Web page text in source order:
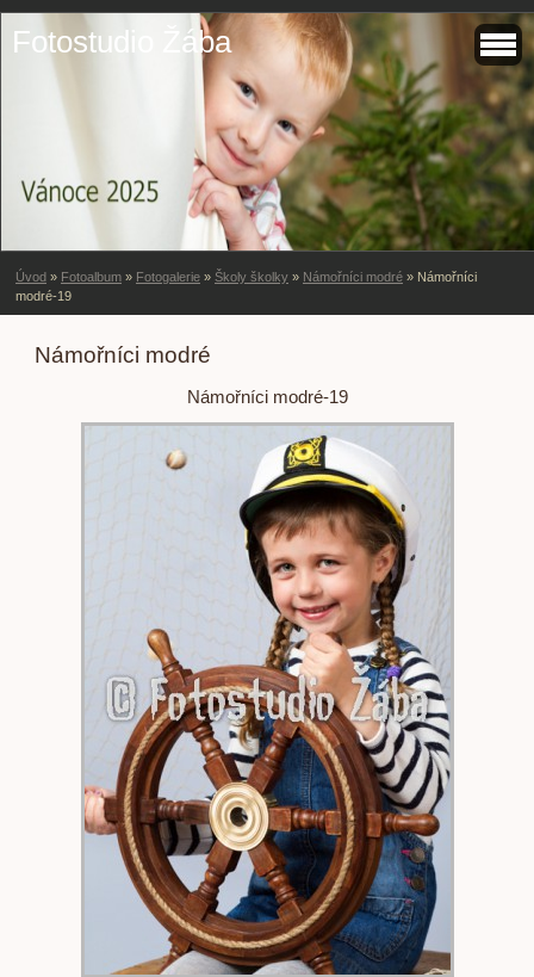
Fotostudio Žába
Úvod » Fotoalbum » Fotogalerie » Školy školky » Námořníci modré » Námořníci
modré-19
Námořníci modré
Námořníci modré-19